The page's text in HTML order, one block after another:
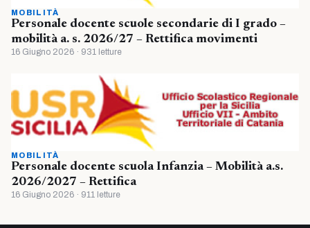
MOBILITÀ
Personale docente scuole secondarie di I grado –
mobilità a. s. 2026/27 – Rettifica movimenti
16 Giugno 2026 · 931 letture
MOBILITÀ
Personale docente scuola Infanzia – Mobilità a.s.
2026/2027 – Rettifica
16 Giugno 2026 · 911 letture